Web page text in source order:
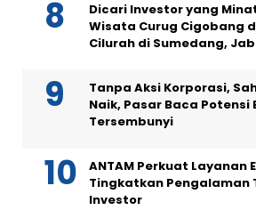
Dicari Investor yang
Wisata Curug Cigobang
Cilurah di Sumedang,
Tanpa Aksi Korporasi,
Naik, Pasar Baca Potensi
Tersembunyi
ANTAM Perkuat Layanan
Tingkatkan Pengalaman
Investor